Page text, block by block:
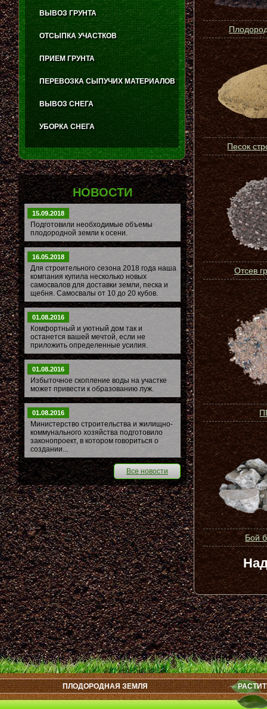
Песок
Отсев
Бой
ВЫВОЗ ГРУНТА
ОТСЫПКА УЧАСТКОВ
ПРИЕМ ГРУНТА
ПЕРЕВОЗКА СЫПУЧИХ МАТЕРИАЛОВ
ВЫВОЗ СНЕГА
УБОРКА СНЕГА
НОВОСТИ
15.09.2018
Подготовили необходимые объемы
плодородной земли к осени.
16.05.2018
Для строительного сезона 2018 года наша
компания купила несколько новых
самосвалов для доставки земли, песка и
щебня. Самосвалы от 10 до 20 кубов.
01.08.2016
Комфортный и уютный дом так и
останется вашей мечтой, если не
приложить определенные усилия.
01.08.2016
Избыточное скопление воды на участке
может привести к образованию луж.
01.08.2016
Министерство строительства и жилищно-
коммунального хозяйства подготовило
законопроект, в котором говориться о
создании...
Все новости
ПЛОДОРОДНАЯ ЗЕМЛЯ